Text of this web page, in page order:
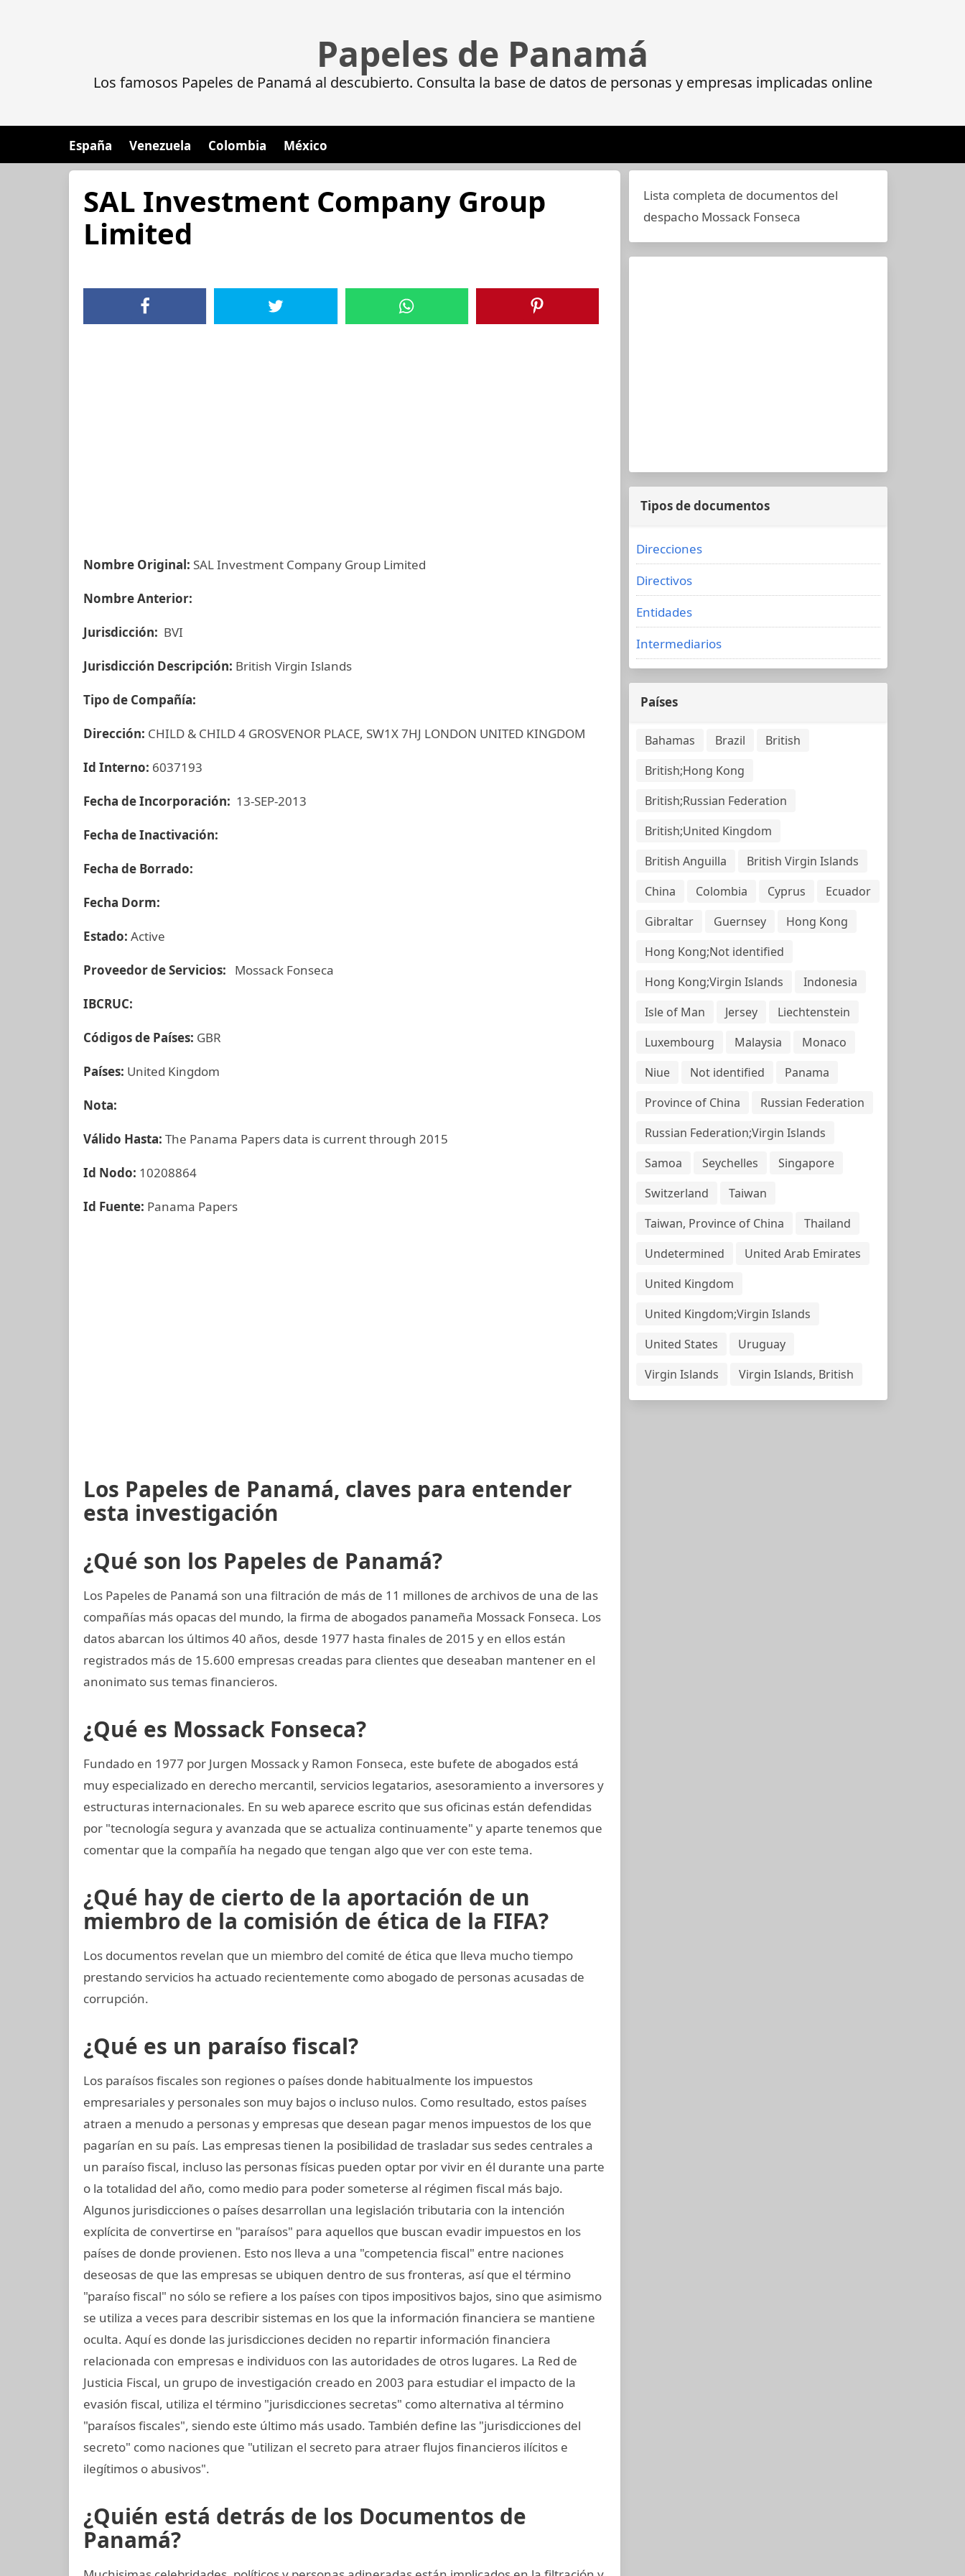
Papeles de Panamá
Los famosos Papeles de Panamá al descubierto. Consulta la base de datos de personas y empresas implicadas online
España Venezuela Colombia México
SAL Investment Company Group
Limited
Nombre Original: SAL Investment Company Group Limited
Nombre Anterior:
Jurisdicción: BVI
Jurisdicción Descripción: British Virgin Islands
Tipo de Compañía:
Dirección: CHILD & CHILD 4 GROSVENOR PLACE, SW1X 7HJ LONDON UNITED KINGDOM
Id Interno: 6037193
Fecha de Incorporación: 13-SEP-2013
Fecha de Inactivación:
Fecha de Borrado:
Fecha Dorm:
Estado: Active
Proveedor de Servicios: Mossack Fonseca
IBCRUC:
Códigos de Países: GBR
Países: United Kingdom
Nota:
Válido Hasta: The Panama Papers data is current through 2015
Id Nodo: 10208864
Id Fuente: Panama Papers
Los Papeles de Panamá, claves para entender
esta investigación
¿Qué son los Papeles de Panamá?
Los Papeles de Panamá son una filtración de más de 11 millones de archivos de una de las
compañías más opacas del mundo, la firma de abogados panameña Mossack Fonseca. Los
datos abarcan los últimos 40 años, desde 1977 hasta finales de 2015 y en ellos están
registrados más de 15.600 empresas creadas para clientes que deseaban mantener en el
anonimato sus temas financieros.
¿Qué es Mossack Fonseca?
Fundado en 1977 por Jurgen Mossack y Ramon Fonseca, este bufete de abogados está
muy especializado en derecho mercantil, servicios legatarios, asesoramiento a inversores y
estructuras internacionales. En su web aparece escrito que sus oficinas están defendidas
por "tecnología segura y avanzada que se actualiza continuamente" y aparte tenemos que
comentar que la compañía ha negado que tengan algo que ver con este tema.
¿Qué hay de cierto de la aportación de un
miembro de la comisión de ética de la FIFA?
Los documentos revelan que un miembro del comité de ética que lleva mucho tiempo
prestando servicios ha actuado recientemente como abogado de personas acusadas de
corrupción.
¿Qué es un paraíso fiscal?
Los paraísos fiscales son regiones o países donde habitualmente los impuestos
empresariales y personales son muy bajos o incluso nulos. Como resultado, estos países
atraen a menudo a personas y empresas que desean pagar menos impuestos de los que
pagarían en su país. Las empresas tienen la posibilidad de trasladar sus sedes centrales a
un paraíso fiscal, incluso las personas físicas pueden optar por vivir en él durante una parte
o la totalidad del año, como medio para poder someterse al régimen fiscal más bajo.
Algunos jurisdicciones o países desarrollan una legislación tributaria con la intención
explícita de convertirse en "paraísos" para aquellos que buscan evadir impuestos en los
países de donde provienen. Esto nos lleva a una "competencia fiscal" entre naciones
deseosas de que las empresas se ubiquen dentro de sus fronteras, así que el término
"paraíso fiscal" no sólo se refiere a los países con tipos impositivos bajos, sino que asimismo
se utiliza a veces para describir sistemas en los que la información financiera se mantiene
oculta. Aquí es donde las jurisdicciones deciden no repartir información financiera
relacionada con empresas e individuos con las autoridades de otros lugares. La Red de
Justicia Fiscal, un grupo de investigación creado en 2003 para estudiar el impacto de la
evasión fiscal, utiliza el término "jurisdicciones secretas" como alternativa al término
"paraísos fiscales", siendo este último más usado. También define las "jurisdicciones del
secreto" como naciones que "utilizan el secreto para atraer flujos financieros ilícitos e
ilegítimos o abusivos".
¿Quién está detrás de los Documentos de
Panamá?
Lista completa de documentos del
despacho Mossack Fonseca
Tipos de documentos
Direcciones
Directivos
Entidades
Intermediarios
Países
Bahamas Brazil
British
British;Hong Kong
British;Russian Federation
British;United Kingdom
British Anguilla
British Virgin Islands
China
Colombia Cyprus
Ecuador
Gibraltar
Guernsey
Hong Kong
Hong Kong;Not identified
Hong Kong;Virgin Islands
Indonesia
Isle of Man
Jersey
Liechtenstein
Luxembourg
Malaysia
Monaco
Niue
Not identified
Panama
Province of China
Russian Federation
Russian Federation;Virgin Islands
Samoa
Seychelles
Singapore
Switzerland
Taiwan
Taiwan, Province of China
Thailand
Undetermined
United Arab Emirates
United Kingdom
United Kingdom;Virgin Islands
United States
Uruguay
Virgin Islands
Virgin Islands, British